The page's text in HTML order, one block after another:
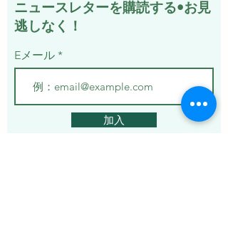
ニュースレターを購読する•お見
逃しなく！
Eメール
加入